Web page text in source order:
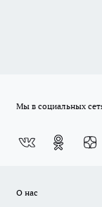
Мы в социальных
О нас